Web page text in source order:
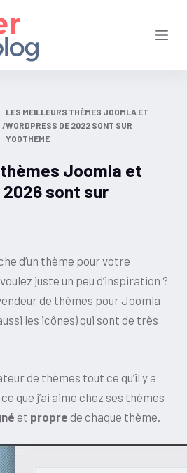
/
LES MEILLEURS THÈMES JOOMLA ET
WORDPRESS DE 2022 SONT SUR
YOOTHEME
Joomla et
sont sur
d’un thème pour votre
juste un peu d’inspiration ?
de thèmes pour Joomla
les icônes) qui sont de très
de thèmes tout ce qu’il y a
que j’ai aimé chez ses thèmes
et propre de chaque thème.